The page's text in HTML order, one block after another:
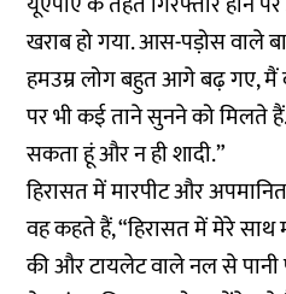
खराब हो गया. आस-पड़ोस वाले
हमउम्र लोग बहुत आगे बढ़ गए, मैं
पर भी कई ताने सुनने को मिलते
सकता हूं और न ही शादी.”
हिरासत में मारपीट और
वह कहते हैं, “हिरासत में मेरे साथ
की और टायलेट वाले नल से